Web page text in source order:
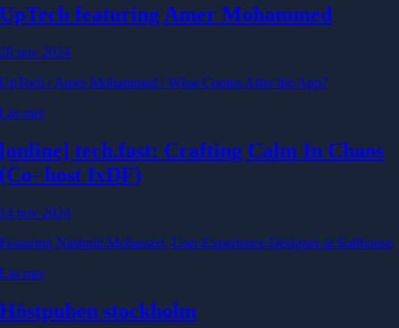
UpTech featuring Amer Mohammed
28 nov 2024
UpTech / Amer Mohammed / What Comes After the App?
Läs mer
[online] tech.fast: Crafting Calm In Chaos
(Co- host IxDF)
14 nov 2024
Featuring Nashmil Mobasseri, User Experience Designer at Softhouse
Läs mer
Höstpuben stockholm